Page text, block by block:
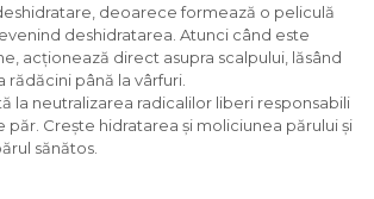
deoarece formează o peliculă
deshidratarea. Atunci când este
acționează direct asupra scalpului, lăsând
rădăcini până la vârfuri.
la neutralizarea radicalilor liberi responsabili
Crește hidratarea și moliciunea părului și
sănătos.